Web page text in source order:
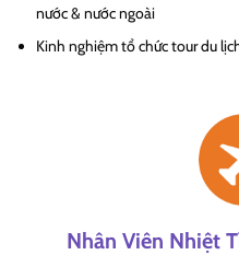
nước & nước ngoài
Kinh nghiệm tổ chức tour du
Nhân Viên Nhiệt